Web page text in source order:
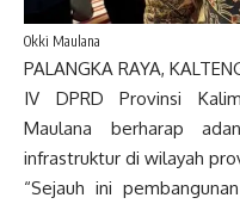
Okki Maulana
PALANGKA RAYA,
IV DPRD Provinsi
Maulana berharap
infrastruktur di wilayah
“Sejauh ini